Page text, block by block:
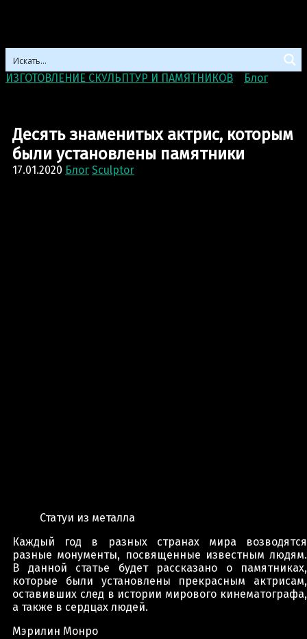
ИЗГОТОВЛЕНИЕ СКУЛЬПТУР И ПАМЯТНИКОВ Блог>
Десять знаменитых актрис, которым
были установлены памятники
17.01.2020 Блог Sculptor
Статуи из металла
Каждый год в разных странах мира возводятся
разные монументы, посвященные известным людям.
В данной статье будет рассказано о памятниках,
которые были установлены прекрасным актрисам,
оставивших след в истории мирового кинематографа,
а также в сердцах людей.
Мэрилин Монро